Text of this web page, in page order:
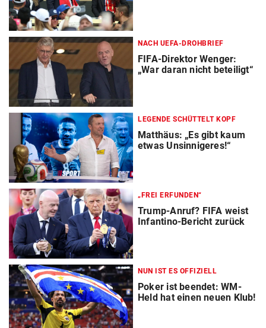
NACH UEFA-DROHBRIEF
FIFA-Direktor Wenger:
„War daran nicht beteiligt“
LEGENDE SCHÜTTELT KOPF
Matthäus: „Es gibt kaum
etwas Unsinnigeres!“
„FREI ERFUNDEN“
Trump-Anruf? FIFA weist
Infantino-Bericht zurück
NUN IST ES OFFIZIELL
Poker ist beendet: WM-
Held hat einen neuen Klub!